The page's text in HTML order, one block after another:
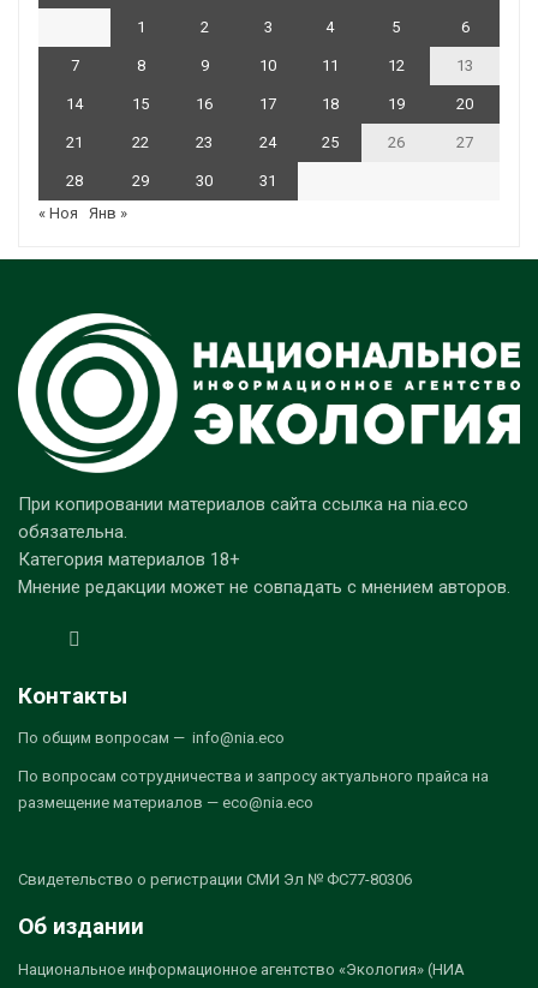
1 2 3 4 5 6
7 8 9 10 11 12 13
14 15 16 17 18 19 20
21 22 23 24 25 26 27
28 29 30
31
« Ноя
Янв »
При копировании материалов сайта ссылка на nia.eco
обязательна.
Категория материалов 18+
Мнение редакции может не совпадать с мнением авторов.
Контакты
По общим вопросам — info@nia.eco
По вопросам сотрудничества и запросу актуального прайса на
размещение материалов — eco@nia.eco
Свидетельство о регистрации СМИ Эл № ФС77-80306
Об издании
Национальное информационное агентство «Экология» (НИА